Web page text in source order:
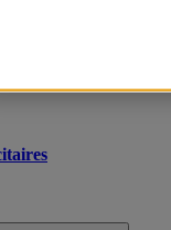
précédente